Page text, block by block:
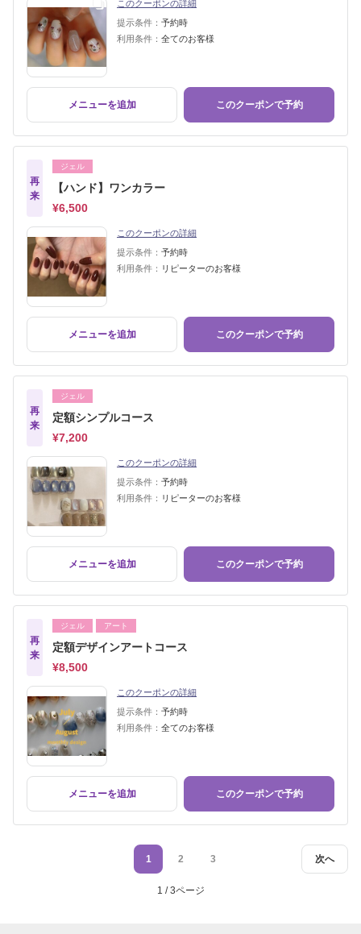
このクーポンの詳細
提示条件： 予約時
利用条件： 全てのお客様
メニューを追加 このクーポンで予約
再
来
ジェル
【ハンド】ワンカラー
¥6,500
このクーポンの詳細
提示条件： 予約時
利用条件： リピーターのお客様
メニューを追加 このクーポンで予約
再
来
ジェル
定額シンプルコース
¥7,200
このクーポンの詳細
提示条件： 予約時
利用条件： リピーターのお客様
メニューを追加 このクーポンで予約
再
来
ジェル アート
定額デザインアートコース
¥8,500
このクーポンの詳細
提示条件： 予約時
利用条件： 全てのお客様
メニューを追加 このクーポンで予約
次へ
1 2 3
1 / 3ページ